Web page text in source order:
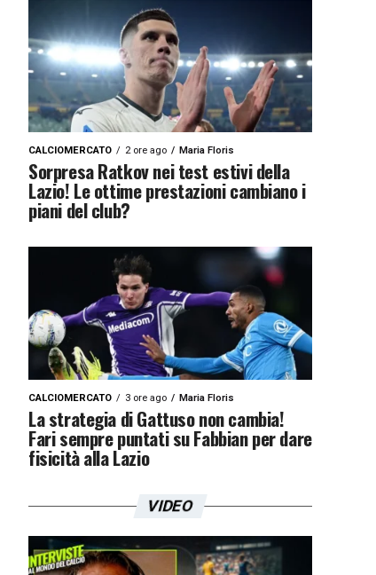
CALCIOMERCATO 2 ore ago Maria Floris
Sorpresa Ratkov nei test estivi della
Lazio! Le ottime prestazioni cambiano i
piani del club?
CALCIOMERCATO 3 ore ago Maria Floris
La strategia di Gattuso non cambia!
Fari sempre puntati su Fabbian per dare
fisicità alla Lazio
VIDEO